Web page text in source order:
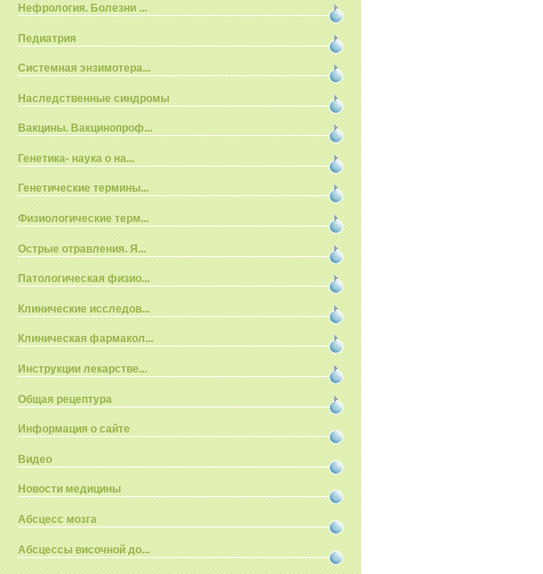
Нефрология. Болезни ...
Педиатрия
Системная энзимотера...
Наследственные синдромы
Вакцины. Вакцинопроф...
Генетика- наука о на...
Генетические термины...
Физиологические терм...
Острые отравления. Я...
Патологическая физио...
Клинические исследов...
Клиническая фармакол...
Инструкции лекарстве...
Общая рецептура
Информация о сайте
Видео
Новости медицины
Абсцесс мозга
Абсцессы височной до...